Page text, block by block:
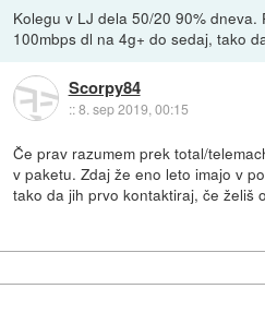
Kolegu v LJ dela 50/20 90%
100mbps dl na 4g+ do sedaj, tako
Scorpy84
::8. sep 2019, 00:15
Če prav razumem prek total/
v paketu. Zdaj že eno leto imajo v
tako da jih prvo kontaktiraj, če želiš